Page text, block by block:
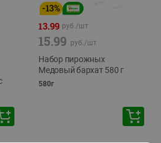
-13%
13.99 руб./шт
15.99 руб./шт
Набор пирожных
Медовый бархат 580 г
580г